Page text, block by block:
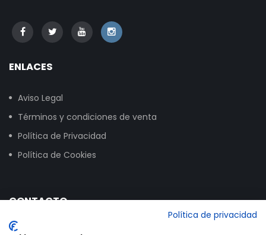
ENLACES
Aviso Legal
Términos y condiciones de venta
Política de Privacidad
Política de Cookies
CONTACTO
Calle Vitoria, 258, NAVE 16, 09007 Burgos
Política de privacidad